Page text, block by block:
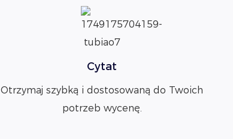
Cytat
Otrzymaj szybką i dostosowaną do Twoich
potrzeb wycenę.